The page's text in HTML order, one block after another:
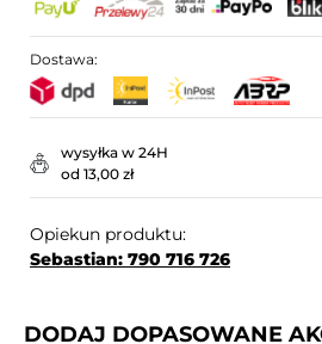
Dostawa:
wysyłka w 24H
od 13,00 zł
Opiekun produktu:
Sebastian: 790 716 726
DODAJ DOPASOWANE